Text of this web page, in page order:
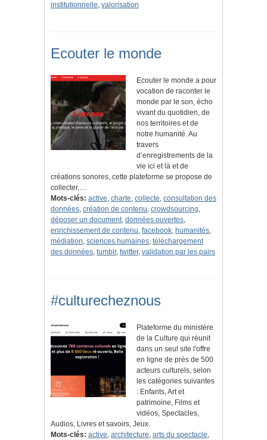
institutionnelle, valorisation
Ecouter le monde
Ecouter le monde a pour
vocation de raconter le
monde par le son, écho
vivant du quotidien, de
nos territoires et de
notre humanité. Au
travers
d’enregistrements de la
vie ici et là et de
créations sonores, cette plateforme se propose de
collecter,…
Mots-clés: active, charte, collecte, consultation des
données, création de contenu, crowdsourcing,
déposer un document, données ouvertes,
enrichissement de contenu, facebook, humanités,
médiation, sciences humaines, téléchargement
des données, tumblr, twitter, validation par les pairs
#culturecheznous
Plateforme du ministère
de la Culture qui réunit
dans un seul site l'offre
en ligne de près de 500
acteurs culturels, selon
les catégories suivantes
: Enfants, Art et
patrimoine, Films et
vidéos, Spectacles,
Audios, Livres et savoirs, Jeux.
Mots-clés: active, architecture, arts du spectacle,